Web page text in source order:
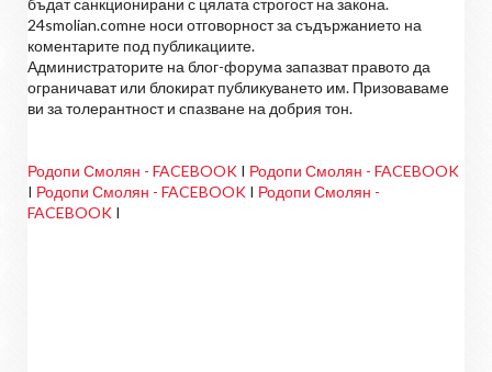
бъдат санкционирани с цялата строгост на закона.
24smolian.comне носи отговорност за съдържанието на
коментарите под публикациите.
Администраторите на блог-форума запазват правото да
ограничават или блокират публикуването им. Призоваваме
ви за толерантност и спазване на добрия тон.
Родопи Смолян - FACEBOOK I Родопи Смолян - FACEBOOK
I Родопи Смолян - FACEBOOK I Родопи Смолян -
FACEBOOK I